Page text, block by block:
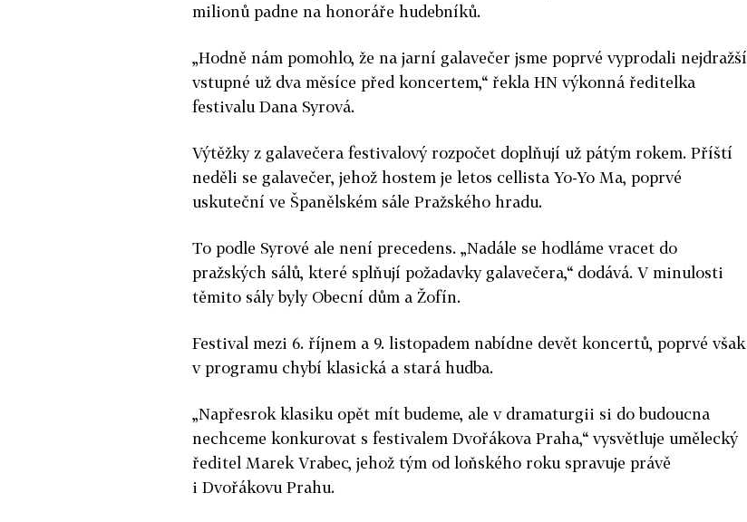
milionů padne na honoráře hudebníků.
„Hodně nám pomohlo, že na jarní galavečer jsme poprvé vyprodali nejdražší
vstupné už dva měsíce před koncertem,“ řekla HN výkonná ředitelka
festivalu Dana Syrová.
Výtěžky z galavečera festivalový rozpočet doplňují už pátým rokem. Příští
neděli se galavečer, jehož hostem je letos cellista Yo-Yo Ma, poprvé
uskuteční ve Španělském sále Pražského hradu.
To podle Syrové ale není precedens. „Nadále se hodláme vracet do
pražských sálů, které splňují požadavky galavečera,“ dodává. V minulosti
těmito sály byly Obecní dům a Žofín.
Festival mezi 6. říjnem a 9. listopadem nabídne devět koncertů, poprvé však
v programu chybí klasická a stará hudba.
„Napřesrok klasiku opět mít budeme, ale v dramaturgii si do budoucna
nechceme konkurovat s festivalem Dvořákova Praha,“ vysvětluje umělecký
ředitel Marek Vrabec, jehož tým od loňského roku spravuje právě
i Dvořákovu Prahu.